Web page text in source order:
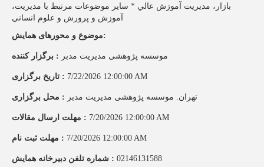
بازار، مديريت آموزش عالي * ساير موضوعات مرتبط با مدیریت،
آموزش و پرورش و علوم انساني
موضوع و محورهای همایش:
برگزار کننده : موسسه پژوهشی مدیریت مدبر
تاریخ برگزاری : 7/22/2026 12:00:00 AM
محل برگزاری : تهران. موسسه پژوهشی مدیریت مدبر
مهلت ارسال مقالات : 7/20/2026 12:00:00 AM
مهلت ثبت نام : 7/20/2026 12:00:00 AM
شماره تلفن دبیرخانه همایش : 02146131588